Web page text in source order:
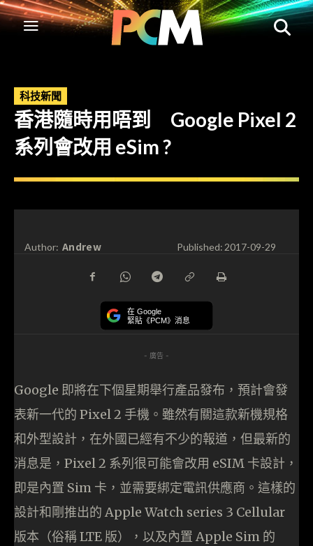
科技新聞
香港隨時用唔到 Google Pixel 2
系列會改用 eSim ?
Author: Andrew Published:2017-09-29
在 Google
緊貼《PCM》消息
- 廣告 -
Google 即將在下個星期舉行產品發布，預計會發
表新一代的 Pixel 2 手機。雖然有關這款新機規格
和外型設計，在外國已經有不少的報道，但最新的
消息是，Pixel 2 系列很可能會改用 eSIM 卡設計，
即是內置 Sim 卡，並需要綁定電訊供應商。這樣的
設計和剛推出的 Apple Watch series 3 Cellular
版本（俗稱 LTE 版），以及內置 Apple Sim 的